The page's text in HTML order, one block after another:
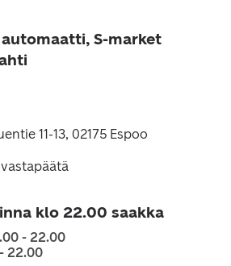
S-market
11-13, 02175 Espoo
klo 22.00 saakka
- 22.00
22.00